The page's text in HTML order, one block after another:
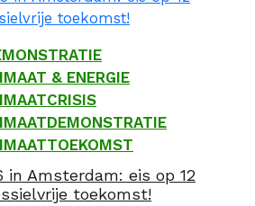
& ENERGIE
in Amsterdam: eis op 12
toekomst!